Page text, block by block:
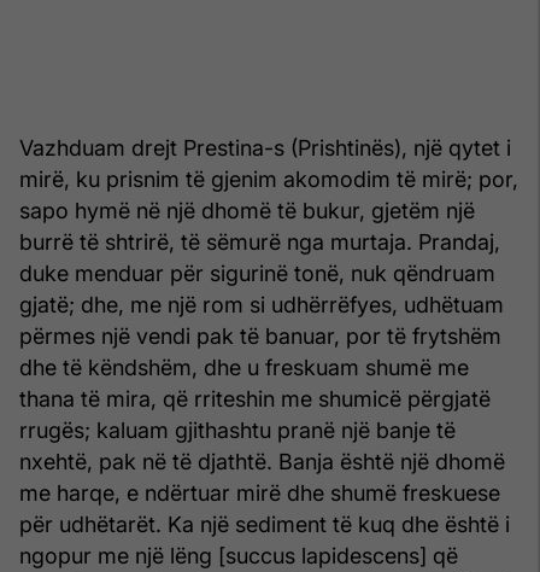
Vazhduam drejt Prestina-s (Prishtinës), një qytet i
mirë, ku prisnim të gjenim akomodim të mirë; por,
sapo hymë në një dhomë të bukur, gjetëm një
burrë të shtrirë, të sëmurë nga murtaja. Prandaj,
duke menduar për sigurinë tonë, nuk qëndruam
gjatë; dhe, me një rom si udhërrëfyes, udhëtuam
përmes një vendi pak të banuar, por të frytshëm
dhe të këndshëm, dhe u freskuam shumë me
thana të mira, që rriteshin me shumicë përgjatë
rrugës; kaluam gjithashtu pranë një banje të
nxehtë, pak në të djathtë. Banja është një dhomë
me harqe, e ndërtuar mirë dhe shumë freskuese
për udhëtarët. Ka një sediment të kuq dhe është i
ngopur me një lëng [succus lapidescens] që